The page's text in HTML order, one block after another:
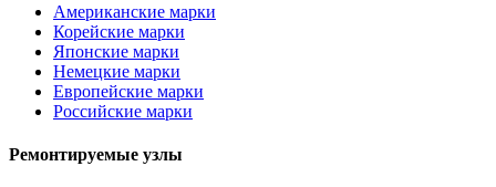
Американские марки
Корейские марки
Японские марки
Немецкие марки
Европейские марки
Российские марки
Ремонтируемые узлы